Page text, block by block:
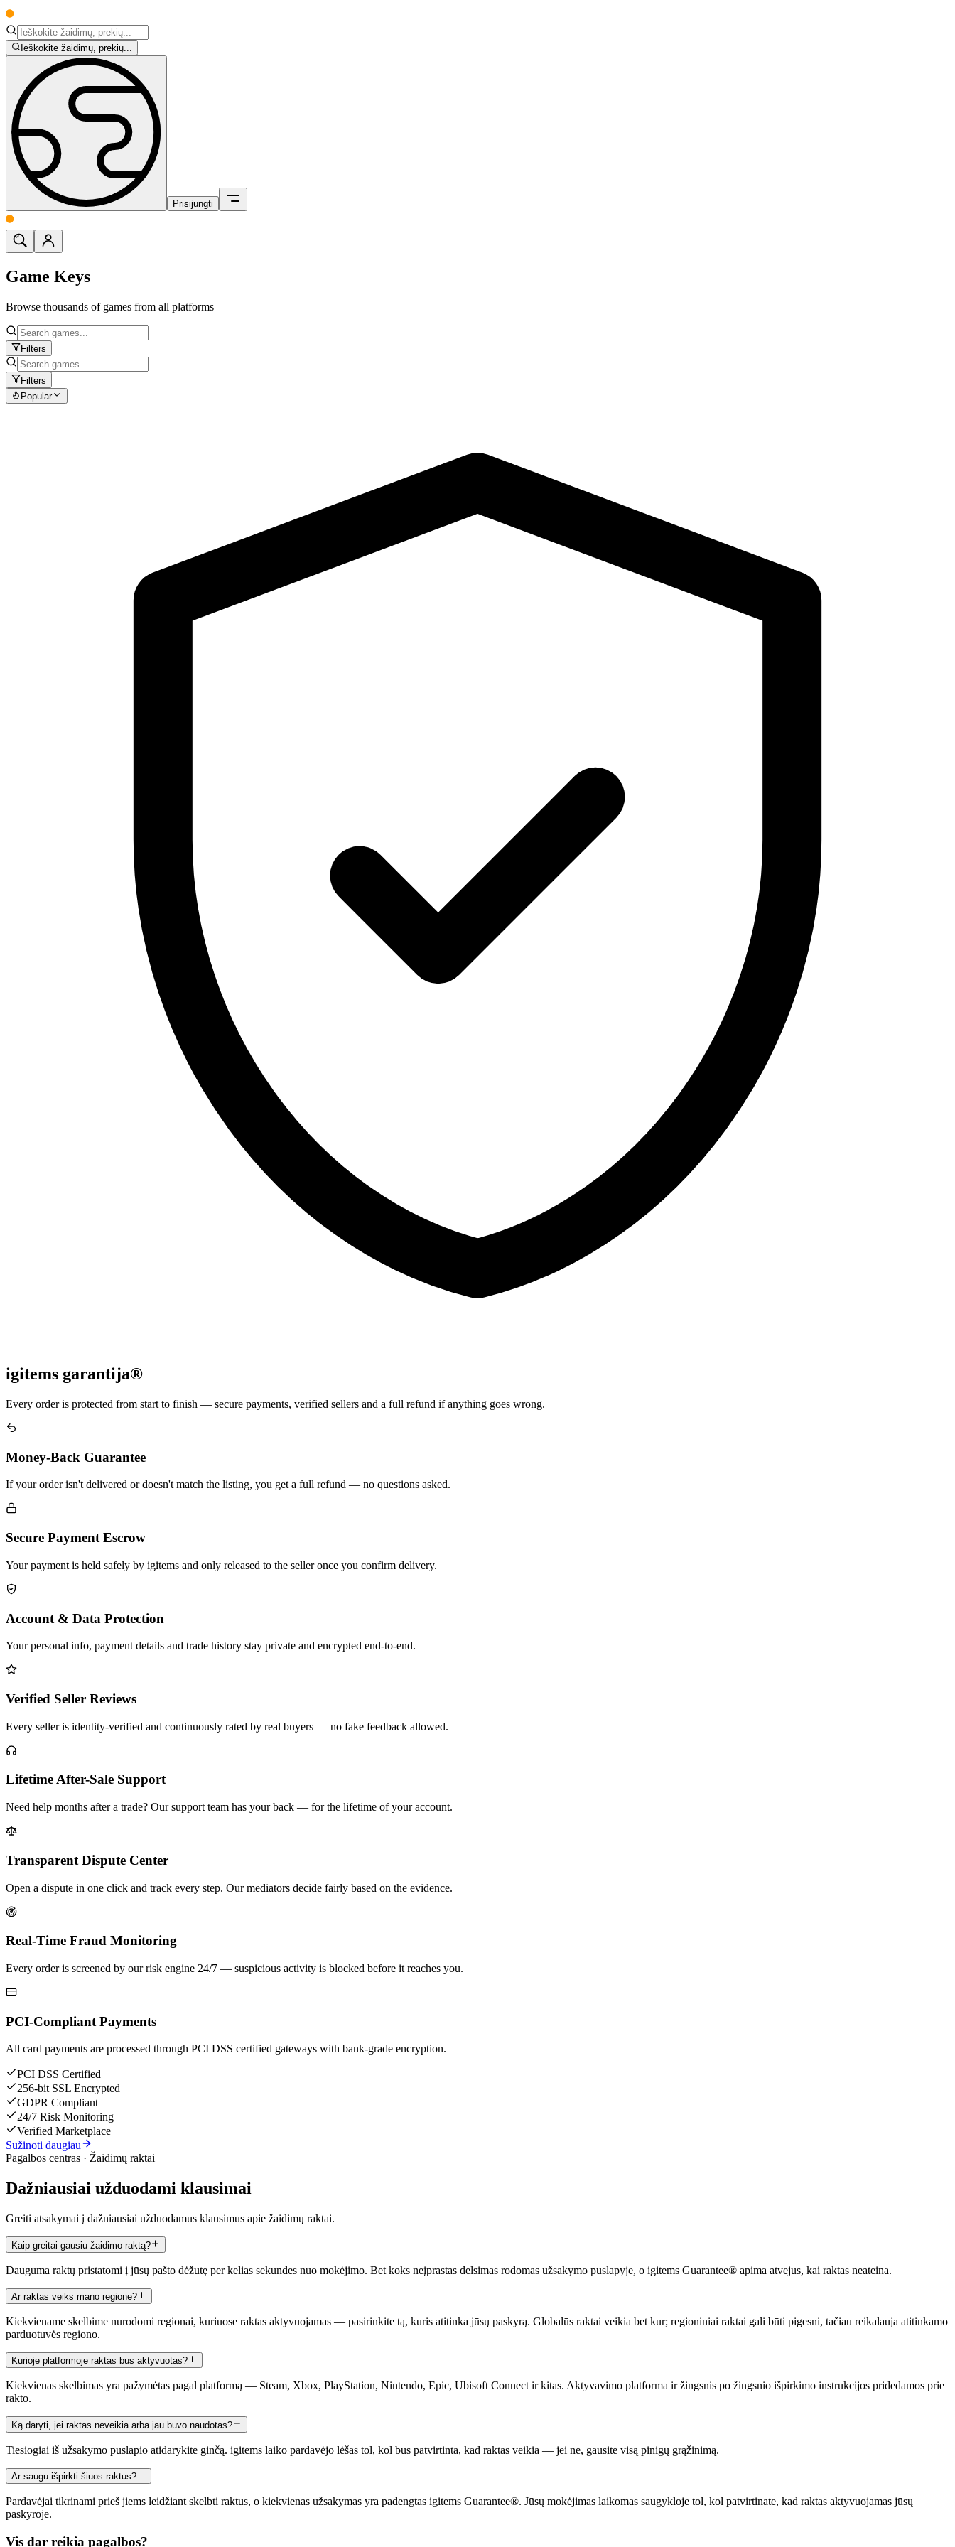
Ieškokite žaidimų, prekių...
Prisijungti
Game Keys
Browse thousands of games from all platforms
Filters
Filters
Popular
igitems garantija®
Every order is protected from start to finish — secure payments, verified sellers and a full refund if anything goes wrong.
Money-Back Guarantee
If your order isn't delivered or doesn't match the listing, you get a full refund — no questions asked.
Secure Payment Escrow
Your payment is held safely by igitems and only released to the seller once you confirm delivery.
Account & Data Protection
Your personal info, payment details and trade history stay private and encrypted end-to-end.
Verified Seller Reviews
Every seller is identity-verified and continuously rated by real buyers — no fake feedback allowed.
Lifetime After-Sale Support
Need help months after a trade? Our support team has your back — for the lifetime of your account.
Transparent Dispute Center
Open a dispute in one click and track every step. Our mediators decide fairly based on the evidence.
Real-Time Fraud Monitoring
Every order is screened by our risk engine 24/7 — suspicious activity is blocked before it reaches you.
PCI-Compliant Payments
All card payments are processed through PCI DSS certified gateways with bank-grade encryption.
PCI DSS Certified
256-bit SSL Encrypted
GDPR Compliant
24/7 Risk Monitoring
Verified Marketplace
Sužinoti daugiau
Pagalbos centras · Žaidimų raktai
Dažniausiai užduodami klausimai
Greiti atsakymai į dažniausiai užduodamus klausimus apie žaidimų raktai.
Kaip greitai gausiu žaidimo raktą?
Dauguma raktų pristatomi į jūsų pašto dėžutę per kelias sekundes nuo mokėjimo. Bet koks neįprastas delsimas rodomas užsakymo puslapyje, o igitems Guarantee® apima atvejus, kai raktas neateina.
Ar raktas veiks mano regione?
Kiekviename skelbime nurodomi regionai, kuriuose raktas aktyvuojamas — pasirinkite tą, kuris atitinka jūsų paskyrą. Globalūs raktai veikia bet kur; regioniniai raktai gali būti pigesni, tačiau reikalauja atitinkamo
parduotuvės regiono.
Kurioje platformoje raktas bus aktyvuotas?
Kiekvienas skelbimas yra pažymėtas pagal platformą — Steam, Xbox, PlayStation, Nintendo, Epic, Ubisoft Connect ir kitas. Aktyvavimo platforma ir žingsnis po žingsnio išpirkimo instrukcijos pridedamos prie
rakto.
Ką daryti, jei raktas neveikia arba jau buvo naudotas?
Tiesiogiai iš užsakymo puslapio atidarykite ginčą. igitems laiko pardavėjo lėšas tol, kol bus patvirtinta, kad raktas veikia — jei ne, gausite visą pinigų grąžinimą.
Ar saugu išpirkti šiuos raktus?
Pardavėjai tikrinami prieš jiems leidžiant skelbti raktus, o kiekvienas užsakymas yra padengtas igitems Guarantee®. Jūsų mokėjimas laikomas saugykloje tol, kol patvirtinate, kad raktas aktyvuojamas jūsų
paskyroje.
Vis dar reikia pagalbos?